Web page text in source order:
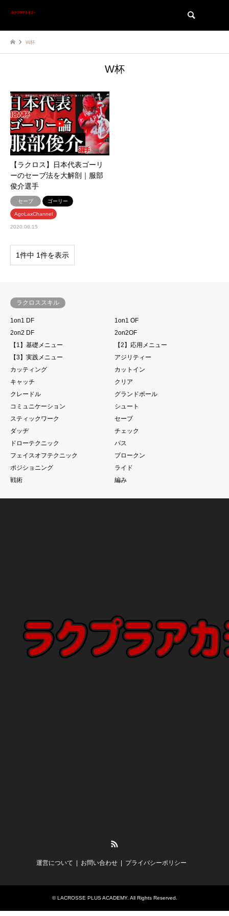
W杯
W杯
【ラクロス】日本代表ゴーリ
ーのセーブ法を大解剖｜服部
俊介選手
セーブ ゴーリー
AgoLaxChannel
2020.06.15
1件中 1件を表示
ラクロススキル
1on1 DF
1on1 OF
2on2 DF
2on2OF
【1】基礎メニュー
【2】応用メニュー
【3】実践メニュー
アジリティー
カッティング
カットイン
キャッチ
クリア
クレードル
グランドボール
コミュニケーション
シュート
スティックワーク
セーブ
ダッヂ
チェック
ドローテクニック
パス
フェイスオフテクニック
ブロークン
ポジショニング
ライド
戦術
編み
運営について お問い合わせ プライバシーポリシー
©LACROSSE PLUS ACADEMY. All Rights Reserved.